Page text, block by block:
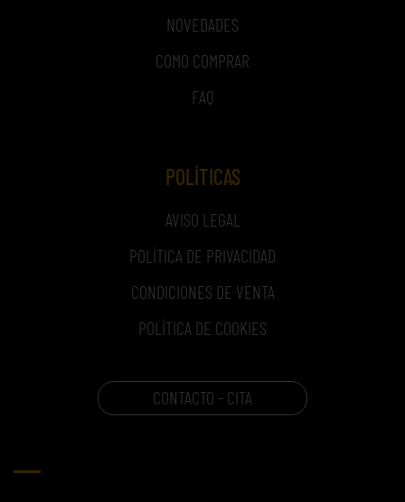
NOVEDADES
COMO COMPRAR
FAQ
POLÍTICAS
AVISO LEGAL
POLÍTICA DE PRIVACIDAD
CONDICIONES DE VENTA
POLÍTICA DE COOKIES
CONTACTO - CITA